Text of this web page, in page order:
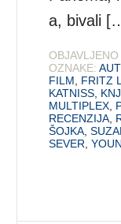
a, bivali
OBJAVLJENO
OZNAKE:
FILM
FRITZ
KATNISS
MULTIPLEX
RECENZIJA
ŠOJKA ,
SEVER ,